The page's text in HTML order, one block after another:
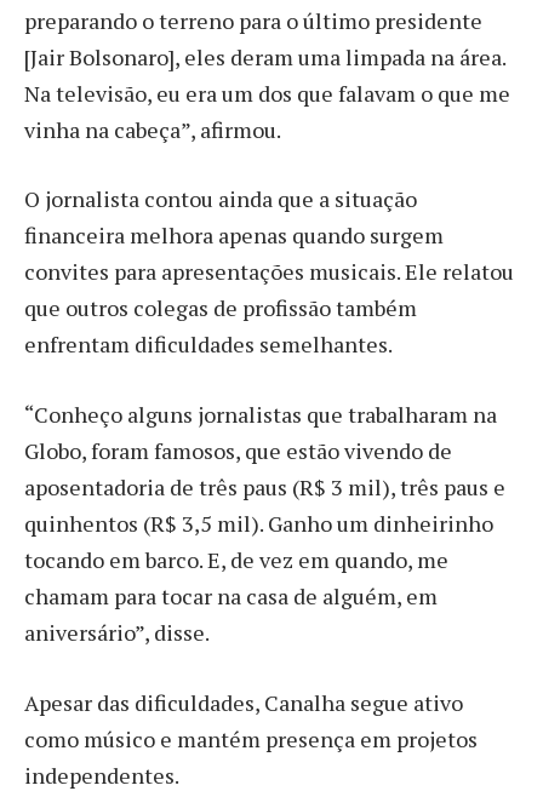
preparando o terreno para o último presidente
[Jair Bolsonaro], eles deram uma limpada na área.
Na televisão, eu era um dos que falavam o que me
vinha na cabeça”, afirmou.
O jornalista contou ainda que a situação
financeira melhora apenas quando surgem
convites para apresentações musicais. Ele relatou
que outros colegas de profissão também
enfrentam dificuldades semelhantes.
“Conheço alguns jornalistas que trabalharam na
Globo, foram famosos, que estão vivendo de
aposentadoria de três paus (R$ 3 mil), três paus e
quinhentos (R$ 3,5 mil). Ganho um dinheirinho
tocando em barco. E, de vez em quando, me
chamam para tocar na casa de alguém, em
aniversário”, disse.
Apesar das dificuldades, Canalha segue ativo
como músico e mantém presença em projetos
independentes.